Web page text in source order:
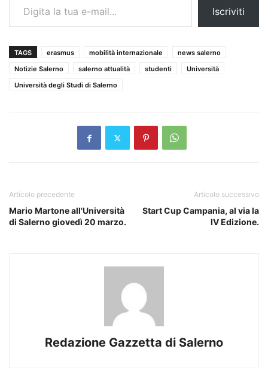
Iscriviti
TAGS erasmus mobilità internazionale
news salerno
Notizie Salerno
salerno attualità studenti
Università
Università degli Studi di Salerno
Articolo precedente
Mario Martone all'Università
di Salerno giovedì 20 marzo.
Articolo successivo
Start Cup Campania, al via la
IV Edizione.
Redazione Gazzetta di Salerno